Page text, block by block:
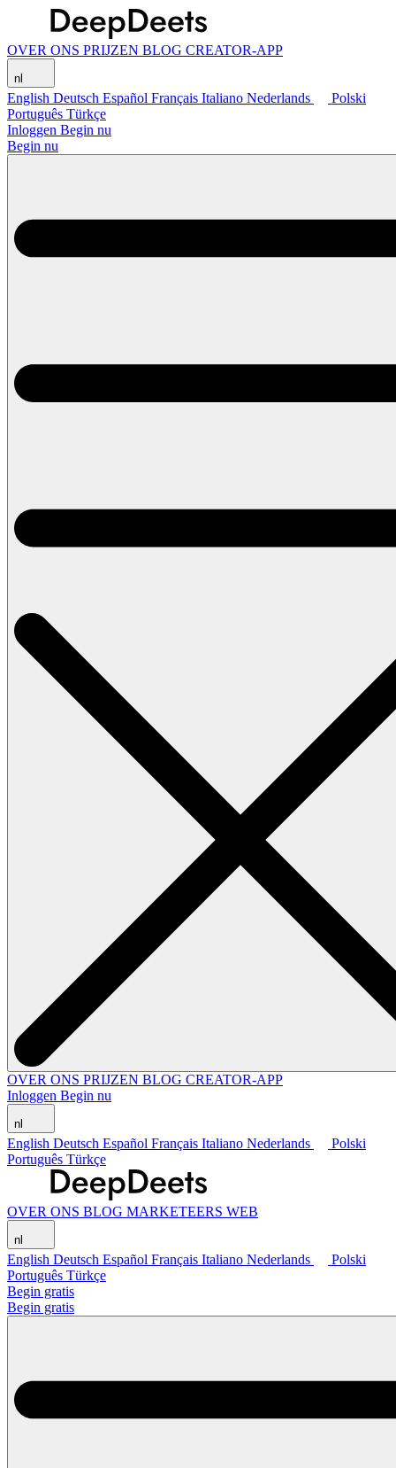
OVER ONS PRIJZEN BLOG CREATOR-APP
nl
English Deutsch Español Français Italiano Nederlands
Polski
Português Türkçe
Inloggen Begin nu
Begin nu
OVER ONS PRIJZEN BLOG CREATOR-APP
Inloggen Begin nu
nl
English Deutsch Español Français Italiano Nederlands
Polski
Português Türkçe
OVER ONS BLOG MARKETEERS WEB
nl
English Deutsch Español Français Italiano Nederlands
Polski
Português Türkçe
Begin gratis
Begin gratis